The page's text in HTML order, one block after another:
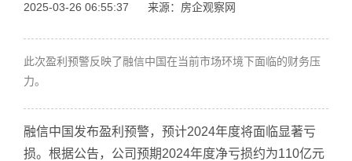
2025-03-26 06:55:37 来源：房企观察网
此次盈利预警反映了融信中国在当前市场环境下面临的财务压
力。
融信中国发布盈利预警，预计2024年度将面临显著亏
损。根据公告，公司预期2024年度净亏损约为110亿元